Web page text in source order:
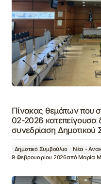
Πίνακας θεμάτων που
02-2026 κατεπείγουσα
συνεδρίαση Δημοτικού
Δημοτικό Συμβούλιο Νέα -
9 Φεβρουαρίου 2026από Μαρία